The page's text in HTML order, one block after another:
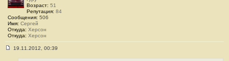
Возраст: 51
Репутация: 84
Сообщения: 506
Имя: Сергей
Откуда: Херсон
Откуда: Херсон
19.11.2012, 00:39